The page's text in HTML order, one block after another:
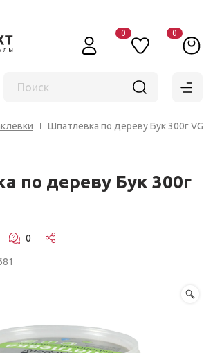
0 0
Поиск
Шпатлевка по дереву Бук 300г VGT
по дереву Бук 300г